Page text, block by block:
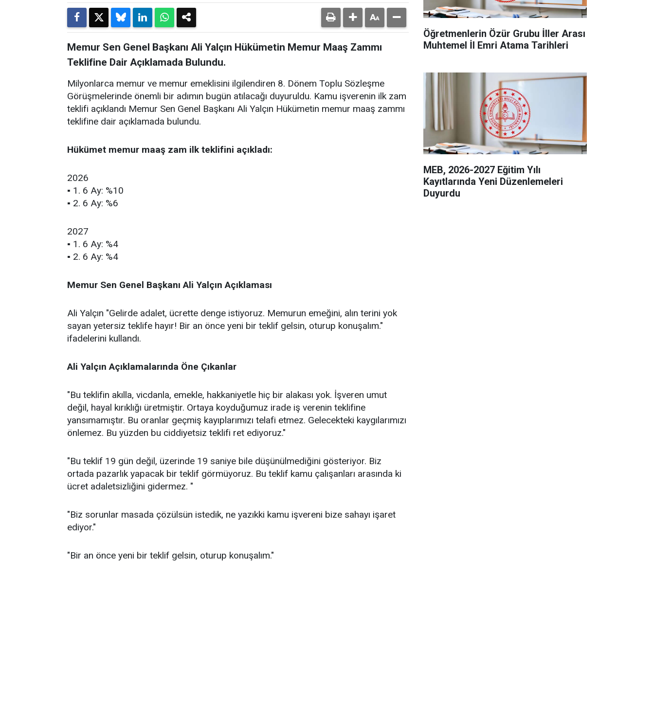
Memur Sen Genel Başkanı Ali Yalçın Hükümetin Memur Maaş Zammı
Teklifine Dair Açıklamada Bulundu.
Milyonlarca memur ve memur emeklisini ilgilendiren 8. Dönem Toplu Sözleşme
Görüşmelerinde önemli bir adımın bugün atılacağı duyuruldu. Kamu işverenin ilk zam
teklifi açıklandı Memur Sen Genel Başkanı Ali Yalçın Hükümetin memur maaş zammı
teklifine dair açıklamada bulundu.
Hükümet memur maaş zam ilk teklifini açıkladı:
2026
▪ 1. 6 Ay: %10
▪ 2. 6 Ay: %6
2027
▪ 1. 6 Ay: %4
▪ 2. 6 Ay: %4
Memur Sen Genel Başkanı Ali Yalçın Açıklaması
Ali Yalçın "Gelirde adalet, ücrette denge istiyoruz. Memurun emeğini, alın terini yok
sayan yetersiz teklife hayır! Bir an önce yeni bir teklif gelsin, oturup konuşalım."
ifadelerini kullandı.
Ali Yalçın Açıklamalarında Öne Çıkanlar
"Bu teklifin akılla, vicdanla, emekle, hakkaniyetle hiç bir alakası yok. İşveren umut
değil, hayal kırıklığı üretmiştir. Ortaya koyduğumuz irade iş verenin teklifine
yansımamıştır. Bu oranlar geçmiş kayıplarımızı telafi etmez. Gelecekteki kaygılarımızı
önlemez. Bu yüzden bu ciddiyetsiz teklifi ret ediyoruz."
"Bu teklif 19 gün değil, üzerinde 19 saniye bile düşünülmediğini gösteriyor. Biz
ortada pazarlık yapacak bir teklif görmüyoruz. Bu teklif kamu çalışanları arasında ki
ücret adaletsizliğini gidermez. "
"Biz sorunlar masada çözülsün istedik, ne yazıkki kamu işvereni bize sahayı işaret
ediyor."
"Bir an önce yeni bir teklif gelsin, oturup konuşalım."
Öğretmenlerin Özür Grubu İller Arası
Muhtemel İl Emri Atama Tarihleri
MEB, 2026-2027 Eğitim Yılı
Kayıtlarında Yeni Düzenlemeleri
Duyurdu